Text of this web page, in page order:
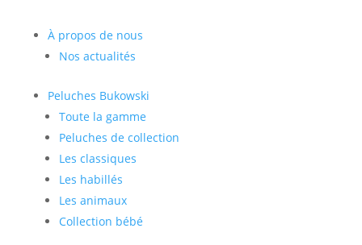
À propos de nous
Nos actualités
Peluches Bukowski
Toute la gamme
Peluches de collection
Les classiques
Les habillés
Les animaux
Collection bébé